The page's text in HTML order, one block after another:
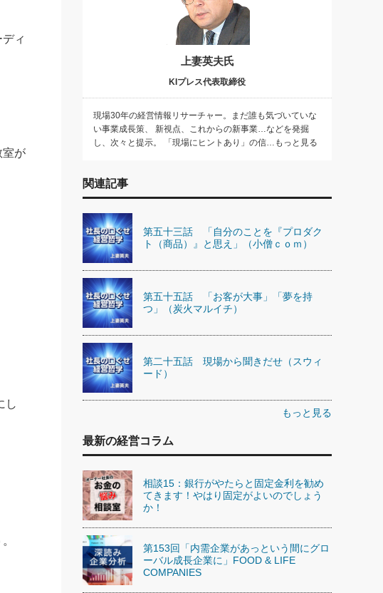
ィ
室が
し
上妻英夫氏
KIプレス代表取締役
現場30年の経営情報リサーチャー。まだ誰も気づいていな
い事業成長策、 新視点、これからの新事業…などを発掘
し、次々と提示。 「現場にヒントあり」の信…もっと見る
関連記事
第五十三話 「自分のことを『プロダク
ト（商品）』と思え」（小僧ｃｏｍ）
第五十五話 「お客が大事」「夢を持
つ」（炭火マルイチ）
第二十五話 現場から聞きだせ（スウィ
ード）
もっと見る
最新の経営コラム
相談15：銀行がやたらと固定金利を勧め
てきます！やはり固定がよいのでしょう
か！
第153回「内需企業があっという間にグロ
ーバル成長企業に」FOOD & LIFE
COMPANIES